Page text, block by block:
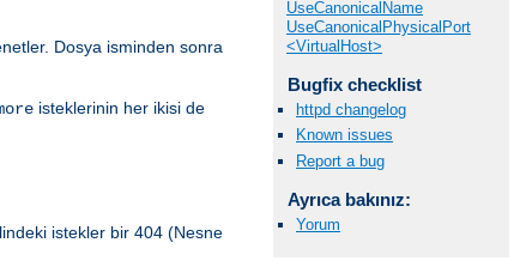
UseCanonicalName
UseCanonicalPhysicalPort
<VirtualHost>
Bugfix checklist
httpd changelog
Known issues
Report a bug
Ayrıca bakınız:
Yorum
Dosya isminden sonra
isteklerinin her ikisi de
istekler bir 404 (Nesne